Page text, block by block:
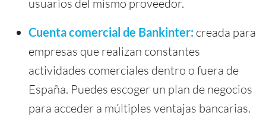
usuarios del mismo proveedor.
Cuenta comercial de Bankinter: creada para
empresas que realizan constantes
actividades comerciales dentro o fuera de
España. Puedes escoger un plan de negocios
para acceder a múltiples ventajas bancarias.